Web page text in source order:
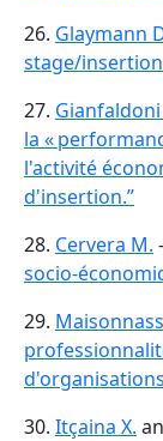
26. Glaymann
stage/
27. Gianfaldoni
la «
l'activité
d'insertion.”
28. Cervera M.
socio-
29.
30. Itçaina X.